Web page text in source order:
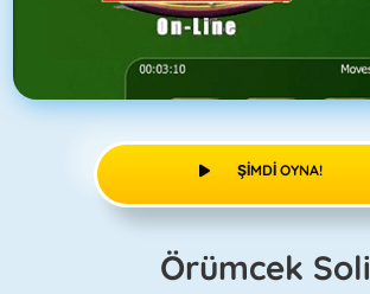
ŞIMDI OYNA!
Örümcek Soli